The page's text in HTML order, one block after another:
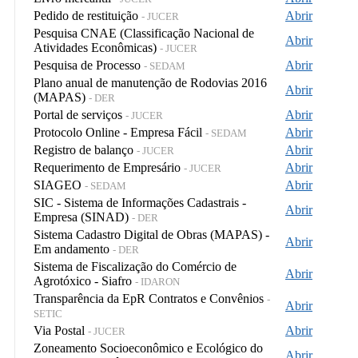
Pedido de restituição - JUCER
Abrir
Pesquisa CNAE (Classificação Nacional de
Atividades Econômicas) - JUCER
Abrir
Pesquisa de Processo - SEDAM
Abrir
Plano anual de manutenção de Rodovias 2016
(MAPAS) - DER
Abrir
Portal de serviços - JUCER
Abrir
Protocolo Online - Empresa Fácil - SEDAM
Abrir
Registro de balanço - JUCER
Abrir
Requerimento de Empresário - JUCER
Abrir
SIAGEO - SEDAM
Abrir
SIC - Sistema de Informações Cadastrais -
Empresa (SINAD) - DER
Abrir
Sistema Cadastro Digital de Obras (MAPAS) -
Em andamento - DER
Abrir
Sistema de Fiscalização do Comércio de
Agrotóxico - Siafro - IDARON
Abrir
Transparência da EpR Contratos e Convênios -
SETIC
Abrir
Via Postal - JUCER
Abrir
Zoneamento Socioeconômico e Ecológico do